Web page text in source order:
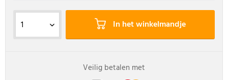
In het winkelmandje
Veilig betalen met